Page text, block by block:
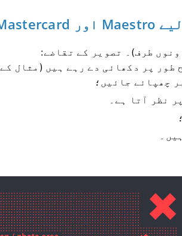
طرف)۔ تصویر کے تقاضے:
4 اور آخری 4 ہندسے واضح طور پر دکھائی دے رہے ہیں (مثال کے
نظر آتا ہے۔